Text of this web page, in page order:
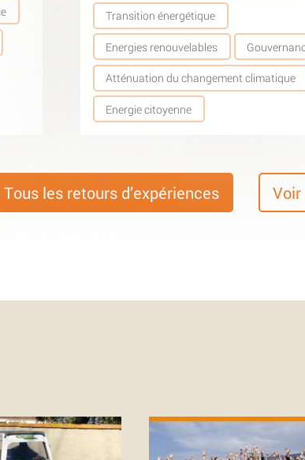
Transition énergétique
Energies renouvelables
Atténuation du changement climatique
Energie citoyenne
Tous les retours d’expériences Voir